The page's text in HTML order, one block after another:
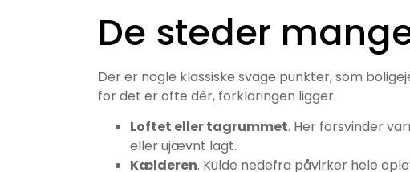
De steder
Der er nogle klassiske svage punkter, som
for det er ofte dér, forklaringen ligger.
Loftet eller tagrummet. Her forsvinder
eller ujævnt lagt.
Kælderen. Kulde nedefra påvirker hele